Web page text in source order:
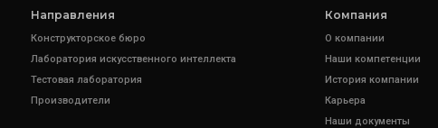
Направления
Конструкторское бюро
Лаборатория искусственного интеллекта
Тестовая лаборатория
Производители
Компания
О компании
Наши компетенции
История компании
Карьера
Наши документы